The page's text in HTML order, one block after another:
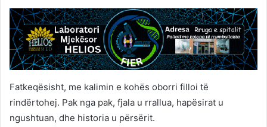
Fatkeqësisht, me kalimin e kohës oborri filloi të
rindërtohej. Pak nga pak, fjala u rrallua, hapësirat u
ngushtuan, dhe historia u përsërit.